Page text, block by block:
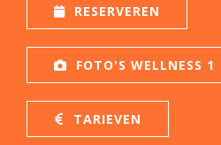
Make-up
Ontharingen
Handen
Voeten
Privé Wellness 1
Prijzen
Arrangementen
RESERVEREN
Privé Wellness met Massage
WEBSHOP
Reserveren
Cadeaubon
PROMO'S
RESERVEREN
FOTO'S WELLNESS 1
TARIEVEN